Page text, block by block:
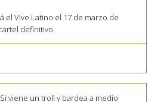
el Vive Latino el 17 de marzo de
definitivo.
viene un troll y bardea a medio